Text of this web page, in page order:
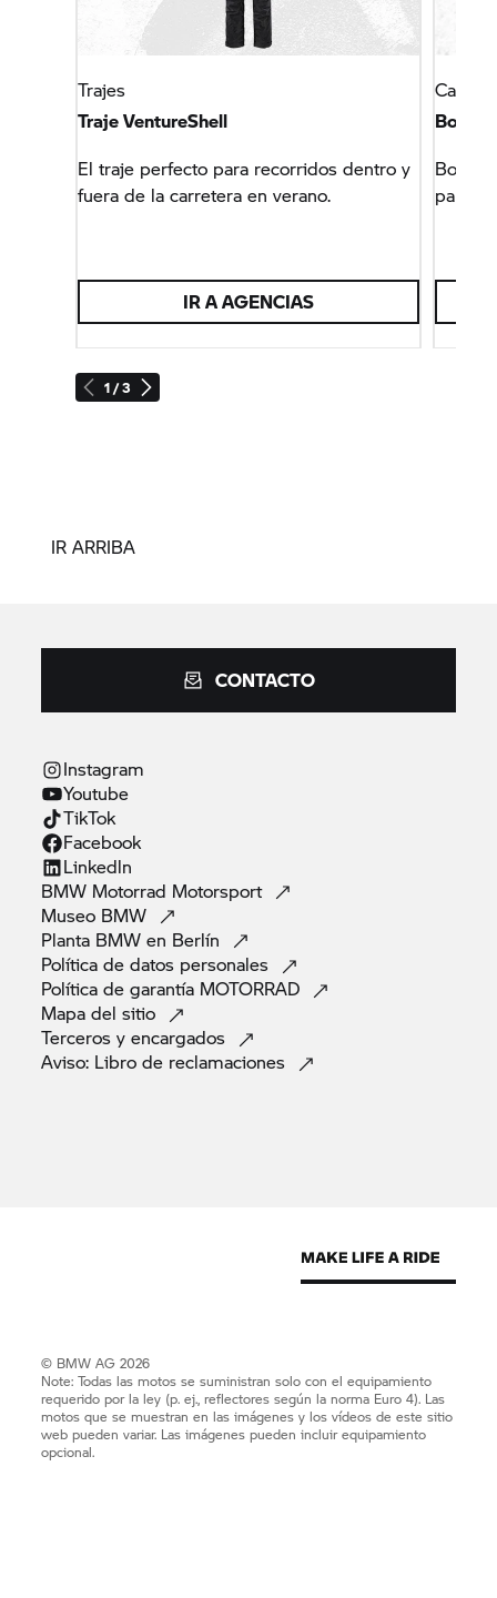
1 / 3
Trajes
Traje VentureShell
El traje perfecto para recorridos dentro y
fuera de la carretera en verano.
IR A AGENCIAS
Botas
Botas
para
IR ARRIBA
CONTACTO
Instagram
Youtube
TikTok
Facebook
Linkedln
BMW Motorrad Motorsport
Museo BMW
Planta BMW en Berlín
Política de datos personales
Política de garantía MOTORRAD
Mapa delsitio
Terceros yencargados
Aviso: Libro de reclamaciones
© BMW AG 2026
Note: Todas las motos se suministran solo con el equipamiento
requerido por la ley (p. ej., reflectores según la norma Euro 4). Las
motos que se muestran en las imágenes y los vídeos de este sitio
web pueden variar. Las imágenes pueden incluir equipamiento
opcional.